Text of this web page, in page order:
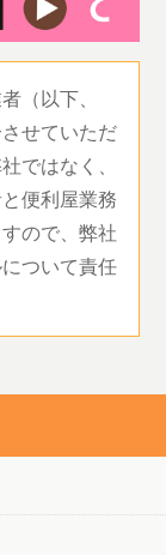
（以下、
せていただ
ではなく、
便利屋業務
ので、弊社
ついて責任